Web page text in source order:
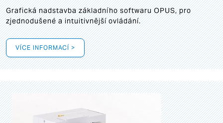
Grafickánadstavba základního softwaru OPUS, pro
zjednodušené a intuitivnější ovládání.
VÍCE INFORMACÍ >